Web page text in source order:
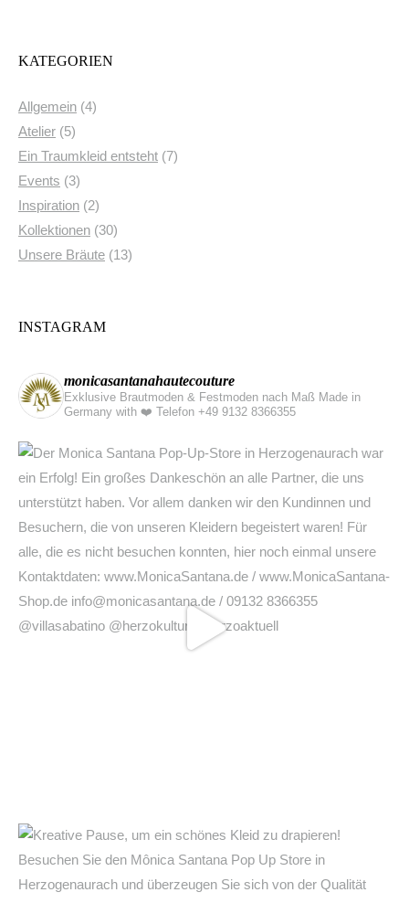
KATEGORIEN
Allgemein (4)
Atelier (5)
Ein Traumkleid entsteht (7)
Events (3)
Inspiration (2)
Kollektionen (30)
Unsere Bräute (13)
INSTAGRAM
monicasantanahautecouture
Exklusive Brautmoden & Festmoden nach Maß Made in
Germany with ❤️ Telefon +49 9132 8366355